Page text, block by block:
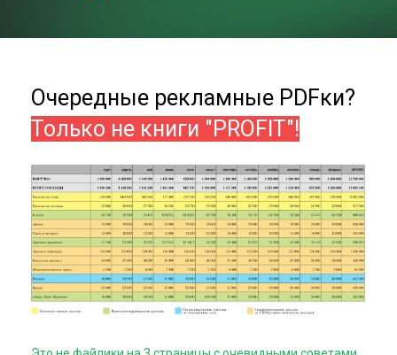
Очередные рекламные PDFки?
Только не книги "PROFIT"!